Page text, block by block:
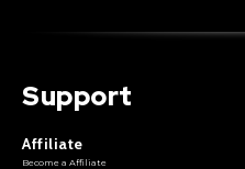
Support
Affiliate
Become a Affiliate